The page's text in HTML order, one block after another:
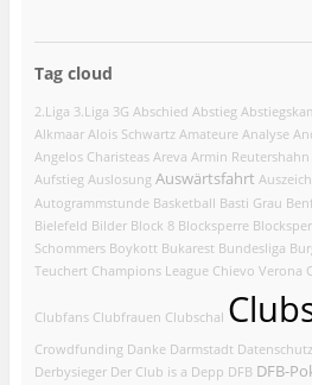
Tag cloud
2.Liga 3.Liga 3G Abschied Abstieg
Alkmaar Alois Schwartz Amateure Analyse
Angelos Charisteas Areva Armin Reutershahn
Aufstieg Auslosung Auswärtsfahrt
Autogrammstunde Basketball Basti Grau
Bielefeld Bilder Block 8 Blocksperre
Schommers Boykott Bukarest Bundesliga
Teuchert Champions League Chievo Verona
Clubfans Clubfrauen Clubschal
Crowdfunding Danke Darmstadt
Derbysieger Der Club is a Depp DFB DFB-